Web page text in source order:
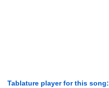
Tablature player for this song: